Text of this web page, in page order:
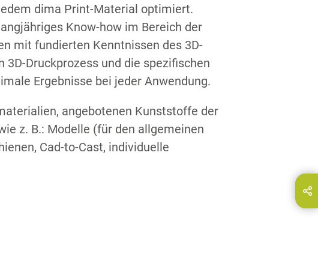
dima Print-Material optimiert.
Know-how im Bereich der
mit fundierten Kenntnissen des 3D-
Druckprozess und die spezifischen
Ergebnisse bei jeder Anwendung.
angebotenen Kunststoffe der
z. B.: Modelle (für den allgemeinen
Cad-to-Cast, individuelle